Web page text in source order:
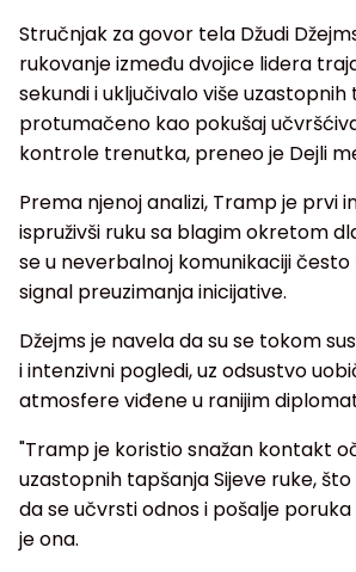
Stručnjak za govor tela Džudi
rukovanje između dvojice lidera
sekundi i uključivalo više
protumačeno kao pokušaj
kontrole trenutka, preneo je Dejli
Prema njenoj analizi, Tramp je prvi
ispruživši ruku sa blagim okretom
se u neverbalnoj komunikaciji
signal preuzimanja inicijative.
Džejms je navela da su se tokom
i intenzivni pogledi, uz odsustvo
atmosfere viđene u ranijim
"Tramp je koristio snažan kontakt
uzastopnih tapšanja Sijeve ruke,
da se učvrsti odnos i pošalje
je ona.